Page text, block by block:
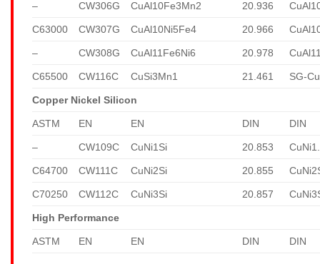
– CW306G CuAl10Fe3Mn2 20.936
C63000 CW307G CuAl10Ni5Fe4 20.966
– CW308G CuAl11Fe6Ni6 20.978
C65500 CW116C CuSi3Mn1 21.461 SG-
Copper Nickel Silicon
ASTM EN EN DIN DIN
– CW109C CuNi1Si 20.853
C64700 CW111C CuNi2Si 20.855
C70250 CW112C CuNi3Si 20.857
High Performance
ASTM EN EN DIN DIN